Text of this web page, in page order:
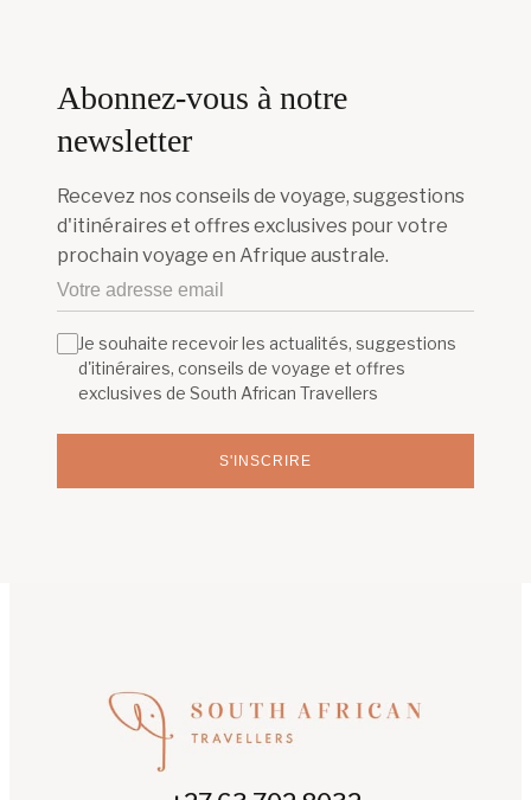
Abonnez-vous à notre
newsletter
Recevez nos conseils de voyage, suggestions
d'itinéraires et offres exclusives pour votre
prochain voyage en Afrique australe.
S'INSCRIRE
Je souhaite recevoir les actualités, suggestions
d'itinéraires, conseils de voyage et offres
exclusives de South African Travellers